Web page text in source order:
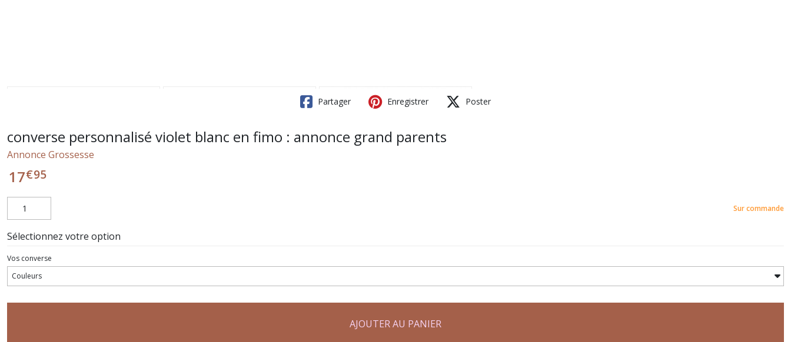
Partager Enregistrer Poster
converse personnalisé violet blanc en fimo : annonce grand parents
Annonce Grossesse
17€95
Sur commande
Sélectionnez votre option
Vos converse
AJOUTER AU PANIER